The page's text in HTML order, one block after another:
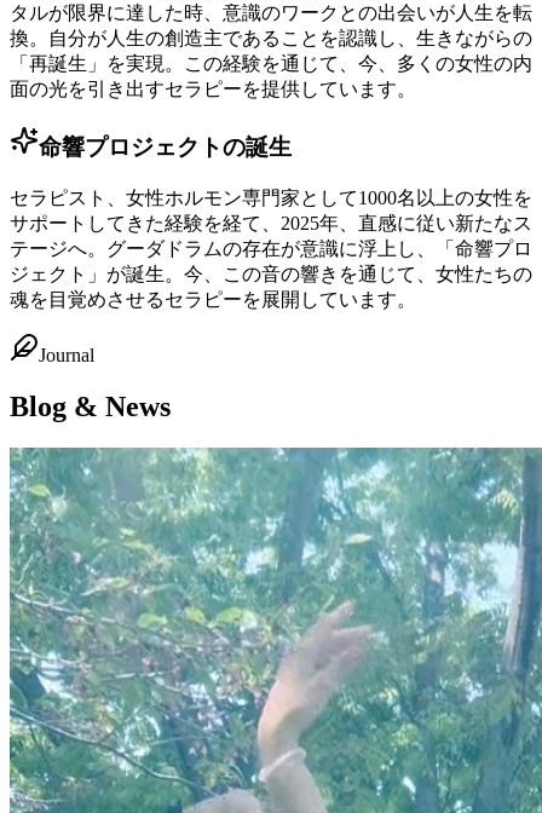
タルが限界に達した時、意識のワークとの出会いが人生を転
換。自分が人生の創造主であることを認識し、生きながらの
「再誕生」を実現。この経験を通じて、今、多くの女性の内
面の光を引き出すセラピーを提供しています。
命響プロジェクトの誕生
セラピスト、女性ホルモン専門家として1000名以上の女性を
サポートしてきた経験を経て、2025年、直感に従い新たなス
テージへ。グーダドラムの存在が意識に浮上し、「命響プロ
ジェクト」が誕生。今、この音の響きを通じて、女性たちの
魂を目覚めさせるセラピーを展開しています。
Journal
Blog & News